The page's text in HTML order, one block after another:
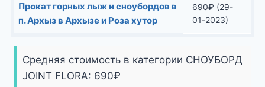
Прокат горных лыж и сноубордов в
п. Архыз в Архызе и Роза хутор
690₽ (29-
01-2023)
Средняя стоимость в категории СНОУБОРД
JOINT FLORA: 690₽